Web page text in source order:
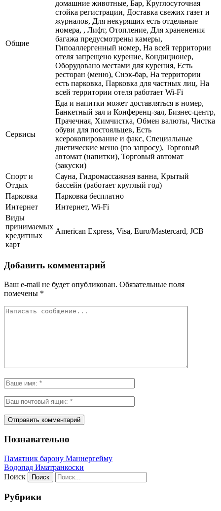
Общие
домашние животные, Бар, Круглосуточная
стойка регистрации, Доставка свежих газет и
журналов, Для некурящих есть отдельные
номера, , Лифт, Отопление, Для храненения
багажа предусмотрены камеры,
Гипоаллергенный номер, На всей территории
отеля запрещено курение, Кондиционер,
Оборудовано местами для курения, Есть
ресторан (меню), Снэк-бар, На территории
есть парковка, Парковка для частных лиц, На
всей территории отеля работает Wi-Fi
Сервисы
Еда и напитки может доставляться в номер,
Банкетный зал и Конференц-зал, Бизнес-центр,
Прачечная, Химчистка, Обмен валюты, Чистка
обуви для постояльцев, Есть
ксерокопирование и факс, Специальные
диетические меню (по запросу), Торговый
автомат (напитки), Торговый автомат
(закуски)
Спорт и
Отдых
Сауна, Гидромассажная ванна, Крытый
бассейн (работает круглый год)
Парковка
Парковка бесплатно
Интернет
Интернет, Wi-Fi
Виды
принимаемых
кредитных
карт
American Express, Visa, Euro/Mastercard, JCB
Добавить комментарий
Ваш e-mail не будет опубликован. Обязательные поля
помечены *
Познавательно
Памятник барону Маннергейму
Водопад Иматранкоски
Поиск
Рубрики